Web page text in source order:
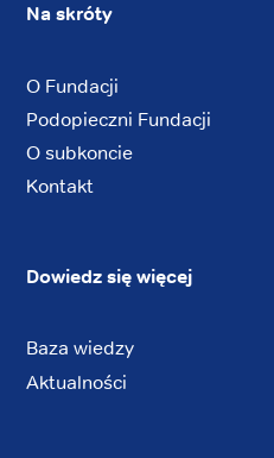
Na skróty
O Fundacji
Podopieczni Fundacji
O subkoncie
Kontakt
Dowiedz się więcej
Baza wiedzy
Aktualności